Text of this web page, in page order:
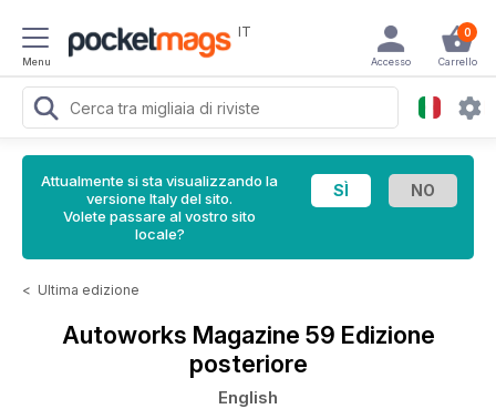
Menu
IT 0
Carrello
Accesso
Attualmente si sta visualizzando la
versione Italy del sito.
Volete passare al vostro sito
locale?
< Ultima edizione
Autoworks Magazine 59 Edizione
posteriore
English